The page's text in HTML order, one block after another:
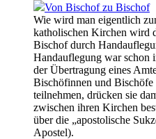
Von Bischof zu Bischof
Wie wird man eigentlich
katholischen Kirchen wird
Bischof durch
Handauflegung war schon
der Übertragung eines
Bischöfinnen und Bischöfe
teilnehmen, drücken sie
zwischen ihren Kirchen
über die „apostolische
Apostel).